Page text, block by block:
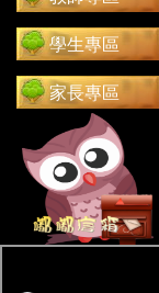
學生專區
家長專區